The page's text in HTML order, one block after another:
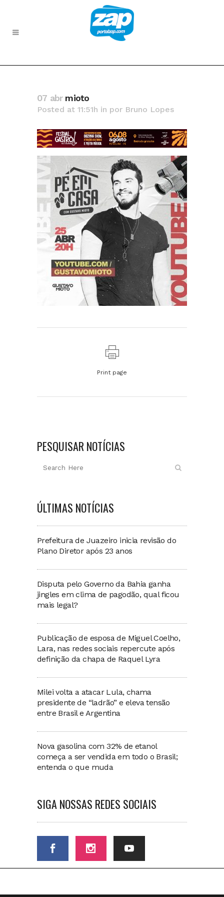
07 abrmioto
Posted at 11:51h in por Bruno Lopes
Print page
PESQUISAR NOTÍCIAS
ÚLTIMAS NOTÍCIAS
Prefeitura de Juazeiro inicia revisão do
Plano Diretor após 23 anos
Disputa pelo Governo da Bahia ganha
jingles em clima de pagodão, qual ficou
mais legal?
Publicação de esposa de Miguel Coelho,
Lara, nas redes sociais repercute após
definição da chapa de Raquel Lyra
Milei volta a atacar Lula, chama
presidente de “ladrão” e eleva tensão
entre Brasil e Argentina
Nova gasolina com 32% de etanol
começa a ser vendida em todo o Brasil;
entenda o que muda
SIGA NOSSAS REDES SOCIAIS